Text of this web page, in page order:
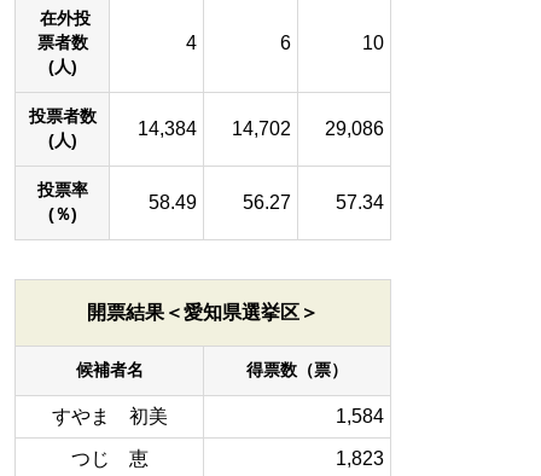
在外投
票者数
(人)
4 6 10
投票者数
(人)
14,384 14,702 29,086
投票率
(％)
58.49 56.27 57.34
開票結果＜愛知県選挙区＞
候補者名 得票数（票）
すやま 初美 1,584
つじ 恵 1,823